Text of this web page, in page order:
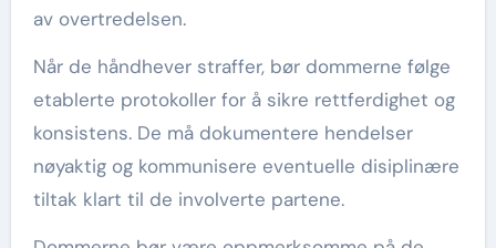
av overtredelsen.
Når de håndhever straffer, bør dommerne følge
etablerte protokoller for å sikre rettferdighet og
konsistens. De må dokumentere hendelser
nøyaktig og kommunisere eventuelle disiplinære
tiltak klart til de involverte partene.